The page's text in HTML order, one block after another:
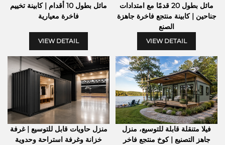
مائل بطول 20 قدمًا مع امتدادات
جناحين | كابينة منتجع فاخرة جاهزة
الصنع
VIEW DETAIL
مائل بطول 10 أقدام | كابينة تخييم
فاخرة معيارية
VIEW DETAIL
فيلا متنقلة قابلة للتوسيع، منزل
جاهز التصنيع | كوخ منتجع فاخر
منزل حاويات قابل للتوسيع | غرفة
خزانة وغرفة استراحة وحدوية